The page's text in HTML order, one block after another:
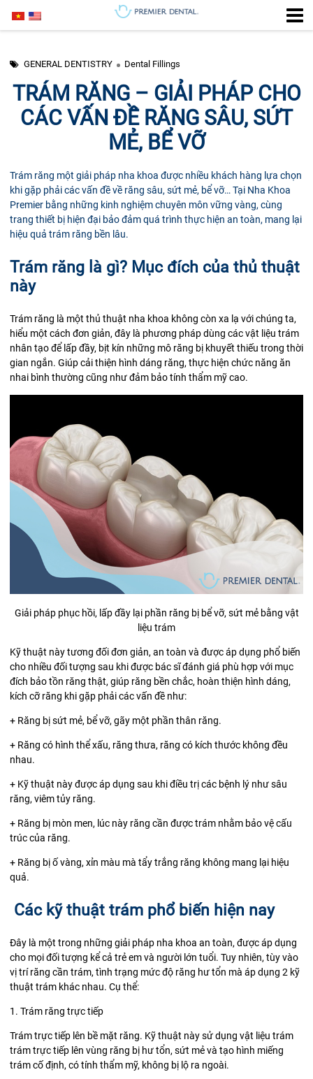
GENERAL DENTISTRY Dental Fillings
TRÁM RĂNG – GIẢI PHÁP CHO
CÁC VẤN ĐỀ RĂNG SÂU, SỨT
MẺ, BỂ VỠ
Trám răng một giải pháp nha khoa được nhiều khách hàng lựa chọn
khi gặp phải các vấn đề về răng sâu, sứt mẻ, bể vỡ… Tại Nha Khoa
Premier bằng những kinh nghiệm chuyên môn vững vàng, cùng
trang thiết bị hiện đại bảo đảm quá trình thực hiện an toàn, mang lại
hiệu quả trám răng bền lâu.
Trám răng là gì? Mục đích của thủ thuật
này
Trám răng là một thủ thuật nha khoa không còn xa lạ với chúng ta,
hiểu một cách đơn giản, đây là phương pháp dùng các vật liệu trám
nhân tạo để lấp đầy, bịt kín những mô răng bị khuyết thiếu trong thời
gian ngắn. Giúp cải thiện hình dáng răng, thực hiện chức năng ăn
nhai bình thường cũng như đảm bảo tính thẩm mỹ cao.
Giải pháp phục hồi, lấp đầy lại phần răng bị bể vỡ, sứt mẻ bằng vật
liệu trám
Kỹ thuật này tương đối đơn giản, an toàn và được áp dụng phổ biến
cho nhiều đối tượng sau khi được bác sĩ đánh giá phù hợp với mục
đích bảo tồn răng thật, giúp răng bền chắc, hoàn thiện hình dáng,
kích cỡ răng khi gặp phải các vấn đề như:
+ Răng bị sứt mẻ, bể vỡ, gãy một phần thân răng.
+ Răng có hình thể xấu, răng thưa, răng có kích thước không đều
nhau.
+ Kỹ thuật này được áp dụng sau khi điều trị các bệnh lý như sâu
răng, viêm tủy răng.
+ Răng bị mòn men, lúc này răng cần được trám nhằm bảo vệ cấu
trúc của răng.
+ Răng bị ố vàng, xỉn màu mà tẩy trắng răng không mang lại hiệu
quả.
Các kỹ thuật trám phổ biến hiện nay
Đây là một trong những giải pháp nha khoa an toàn, được áp dụng
cho mọi đối tượng kể cả trẻ em và người lớn tuổi. Tuy nhiên, tùy vào
vị trí răng cần trám, tình trạng mức độ răng hư tổn mà áp dụng 2 kỹ
thuật trám khác nhau. Cụ thể:
1. Trám răng trực tiếp
Trám trực tiếp lên bề mặt răng. Kỹ thuật này sử dụng vật liệu trám
trám trực tiếp lên vùng răng bị hư tổn, sứt mẻ và tạo hình miếng
trám cố định, có tính thẩm mỹ, không bị lộ ra ngoài.